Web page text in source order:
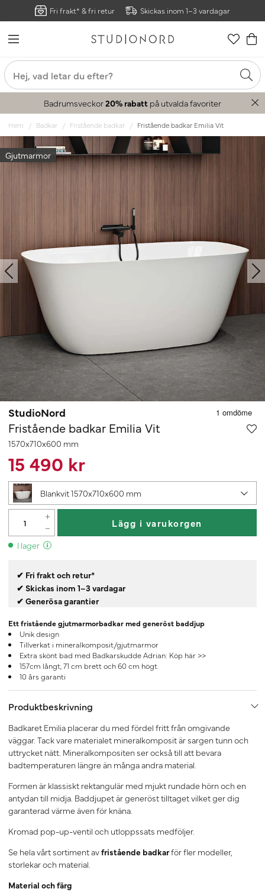
Fri frakt* & fri retur Skickas inom 1–3 vardagar
Badrumsveckor20% rabatt på utvalda favoriter
Hem Badkar Fristående badkar Fristående badkar Emilia Vit
Gjutmarmor
StudioNord
Fristående badkar Emilia Vit
1570x710x600 mm
15 490 kr
Blankvit 1570x710x600 mm
Lägg i varukorgen
I lager
✔ Fri frakt och retur*
✔ Skickas inom 1–3 vardagar
✔ Generösa garantier
Ett fristående gjutmarmorbadkar med generöst baddjup
Unik design
Tillverkat i mineralkomposit/gjutmarmor
Extra skönt bad med Badkarskudde Adrian: Köp här >>
157cm långt, 71 cm brett och 60 cm högt.
10 års garanti
Produktbeskrivning
Badkaret Emilia placerar du med fördel fritt från omgivande
väggar. Tack vare materialet mineralkomposit är sargen tunn och
uttrycket nätt. Mineralkompositen ser också till att bevara
badtemperaturen längre än många andra material.
Formen är klassiskt rektangulär med mjukt rundade hörn och en
antydan till midja. Baddjupet är generöst tilltaget vilket ger dig
garanterad värme även för knäna.
Kromad pop-up-ventil och utloppssats medföljer.
Se hela vårt sortiment avfristående badkarför fler modeller,
storlekar och material.
Material och färg